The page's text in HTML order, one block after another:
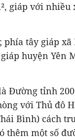
giáp với nhiều
phía tây giáp
huyện Yên
Đường tỉnh
với Thủ đô
Bình) cách
thêm một số